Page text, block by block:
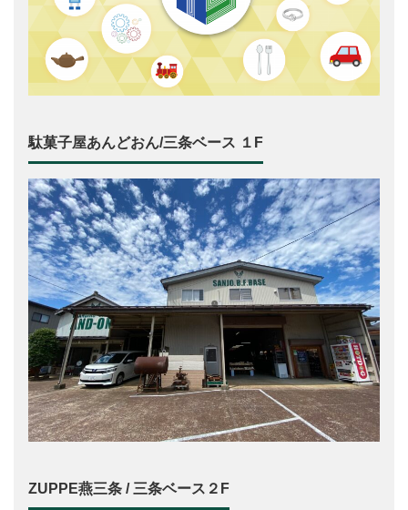
駄菓子屋あんどおん/三条ベース １F
ZUPPE燕三条 / 三条ベース２F